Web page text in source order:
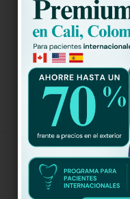
Continúa, cuenta la
deportistas que gracias
lograron convertirse en
país. Basada en hechos
nos muestra la vida
Read More »
La Selección
La Selección La Serie 2
La Selección en su
Continúa, cuenta la